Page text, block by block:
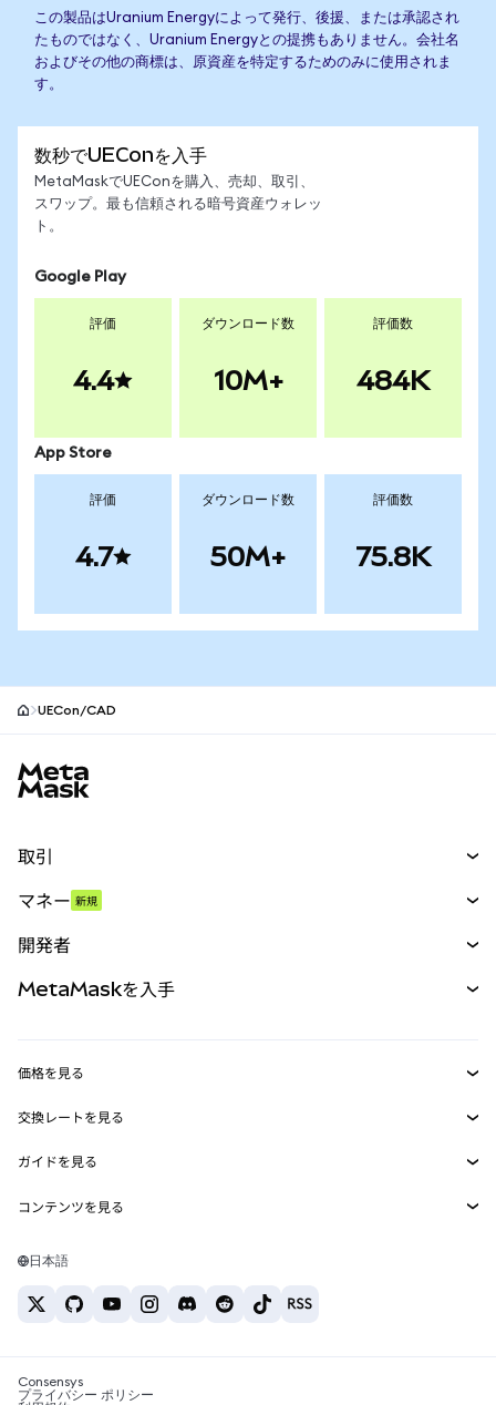
この製品はUranium Energyによって発行、後援、または承認され
たものではなく、Uranium Energyとの提携もありません。会社名
およびその他の商標は、原資産を特定するためのみに使用されま
す。
数秒でUEConを入手
MetaMaskでUEConを購入、売却、取引、
スワップ。最も信頼される暗号資産ウォレッ
ト。
Google Play
評価
4.4
ダウンロード数
10M+
評価数
484K
App Store
評価
4.7
ダウンロード数
50M+
評価数
75.8K
UECon/CAD
取引
パーペチュアル
RWA
マネー 新規
開発者
MetaMask Connect
Snaps
Web3サービス
MetaMaskを入手
セキュリティ
サポート
キャリア
お問い合わせ
価格を見る
イーサリアムの価格
Solanaの価格
Tetherの価格
交換レートを見る
ETH→USD
USDT→INR
BTC→INR
ETH→USDT
ガイドを見る
ETHの購入
USDTの購入
SHIBの購入
コンテンツを見る
Solanaウォレット
税制関連ニュース
日本語
Consensys
プライバシー ポリシー